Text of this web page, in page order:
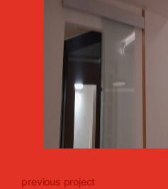
previous project